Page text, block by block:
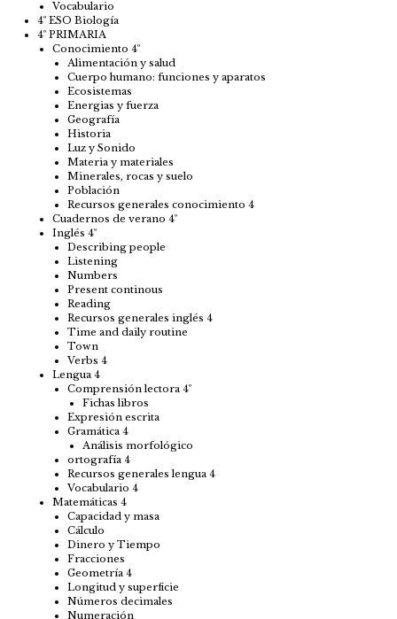
Vocabulario
4º ESO Biología
4º PRIMARIA
Conocimiento 4º
Alimentación y salud
Cuerpo humano: funciones y aparatos
Ecosistemas
Energias y fuerza
Geografía
Historia
Luz y Sonido
Materia y materiales
Minerales, rocas y suelo
Población
Recursos generales conocimiento 4
Cuadernos de verano 4º
Inglés 4º
Describing people
Listening
Numbers
Present continous
Reading
Recursos generales inglés 4
Time and daily routine
Town
Verbs 4
Lengua 4
Comprensión lectora 4º
Fichas libros
Expresión escrita
Gramática 4
Análisis morfológico
ortografía 4
Recursos generales lengua 4
Vocabulario 4
Matemáticas 4
Capacidad y masa
Cálculo
Dinero y Tiempo
Fracciones
Geometría 4
Longitud y superficie
Números decimales
Numeración